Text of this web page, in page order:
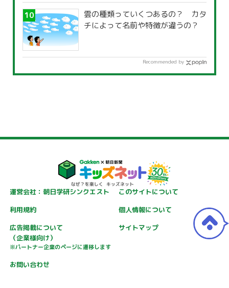
雲の種類っていくつあるの？ カタ
チによって名前や特徴が違うの？
Recommended by
運営会社：朝日学研シンクエスト
このサイトについて
利用規約
個人情報について
広告掲載について
（企業様向け）
※パートナー企業のページに遷移します
サイトマップ
お問い合わせ